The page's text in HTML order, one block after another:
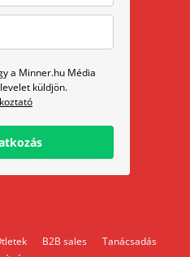
a Minner.hu Média
küldjön.
B2B sales
Tanácsadás